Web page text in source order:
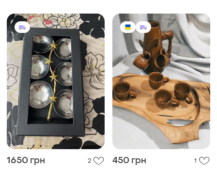
1650 грн 2 450 грн 1